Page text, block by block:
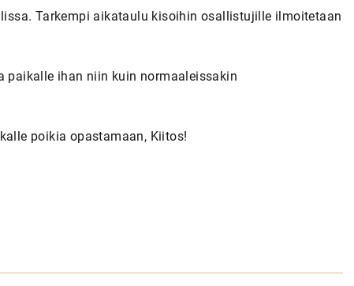
Tarkempi aikataulu kisoihin osallistujille ilmoitetaan
ihan niin kuin normaaleissakin
poikia opastamaan, Kiitos!